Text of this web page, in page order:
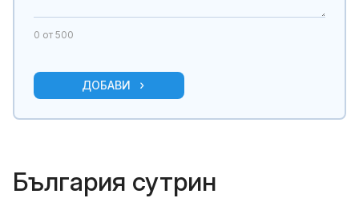
0 от 500
ДОБАВИ
България сутрин